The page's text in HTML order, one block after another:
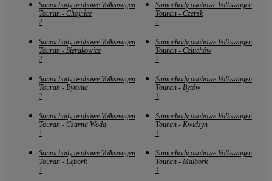
Samochody osobowe Volkswagen
Touran - Chojnice
2
Samochody osobowe Volkswagen
Touran - Czersk
2
Samochody osobowe Volkswagen
Touran - Sierakowice
2
Samochody osobowe Volkswagen
Touran - Człuchów
2
Samochody osobowe Volkswagen
Touran - Bytonia
2
Samochody osobowe Volkswagen
Touran - Bytów
1
Samochody osobowe Volkswagen
Touran - Czarna Woda
1
Samochody osobowe Volkswagen
Touran - Kwidzyn
1
Samochody osobowe Volkswagen
Touran - Lębork
1
Samochody osobowe Volkswagen
Touran - Malbork
1